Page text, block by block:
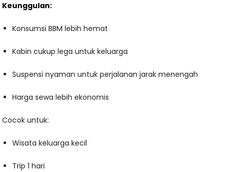
Keunggulan:
Konsumsi BBM lebih hemat
Kabin cukup lega untuk keluarga
Suspensi nyaman untuk perjalanan jarak menengah
Harga sewa lebih ekonomis
Cocok untuk:
Wisata keluarga kecil
Trip 1 hari